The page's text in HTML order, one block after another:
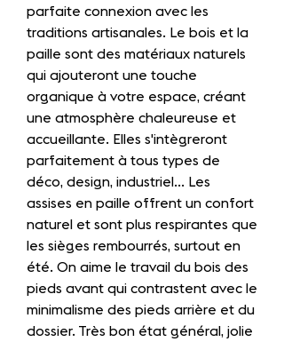
parfaite connexion avec les
traditions artisanales. Le bois et la
paille sont des matériaux naturels
qui ajouteront une touche
organique à votre espace, créant
une atmosphère chaleureuse et
accueillante. Elles s'intègreront
parfaitement à tous types de
déco, design, industriel… Les
assises en paille offrent un confort
naturel et sont plus respirantes que
les sièges rembourrés, surtout en
été. On aime le travail du bois des
pieds avant qui contrastent avec le
minimalisme des pieds arrière et du
dossier. Très bon état général, jolie